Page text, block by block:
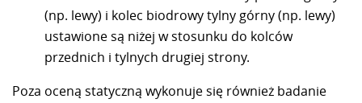
(np. lewy) i kolec biodrowy tylny górny (np. lewy)
ustawione są niżej w stosunku do kolców
przednich i tylnych drugiej strony.
Poza oceną statyczną wykonuje się również badanie